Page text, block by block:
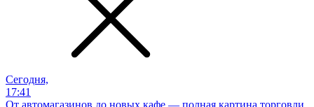
Сегодня,
17:41
От автомагазинов до новых кафе — полная картина торговли